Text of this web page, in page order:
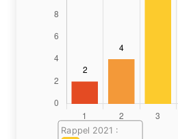
Rappel 2021 :